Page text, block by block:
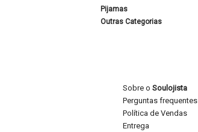
Pijamas
Outras Categorias
Sobre o Soulojista
Perguntas frequentes
Política de Vendas
Entrega